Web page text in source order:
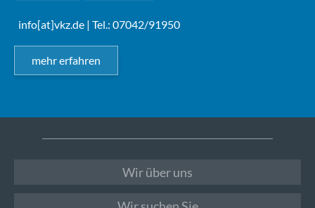
info[at]vkz.de | Tel.: 07042/91950
mehr erfahren
Wir über uns